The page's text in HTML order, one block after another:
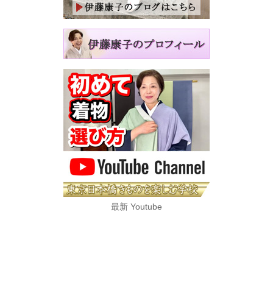
最新 Youtube